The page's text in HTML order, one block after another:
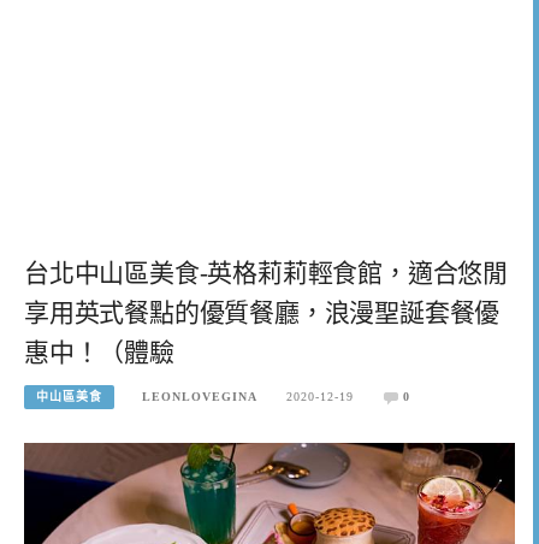
台北中山區美食-英格莉莉輕食館，適合悠閒
享用英式餐點的優質餐廳，浪漫聖誕套餐優
惠中！（體驗
中山區美食 LEONLOVEGINA 2020-12-19 0